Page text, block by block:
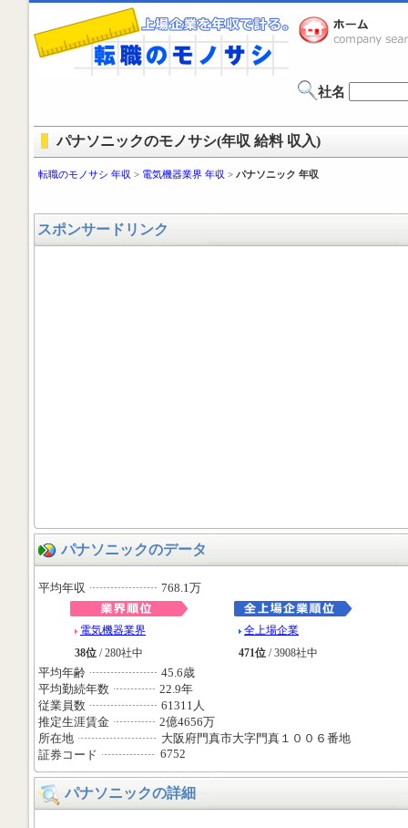
社名
パナソニックのモノサシ(年収 給料 収入)
転職のモノサシ 年収 > 電気機器業界 年収 > パナソニック 年収
スポンサードリンク
パナソニックのデータ
平均年収 768.1万
電気機器業界
38位 / 280社中
全上場企業
471位 / 3908社中
平均年齢
45.6歳
平均勤続年数
22.9年
従業員数
61311人
推定生涯賃金
2億4656万
所在地
大阪府門真市大字門真１００６番地
証券コード
6752
パナソニックの詳細